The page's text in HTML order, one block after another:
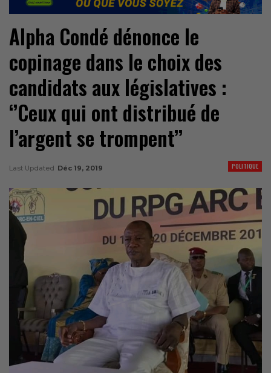
Alpha Condé dénonce le
copinage dans le choix des
candidats aux législatives :
‘’Ceux qui ont distribué de
l’argent se trompent’’
POLITIQUE
Last Updated Déc 19, 2019